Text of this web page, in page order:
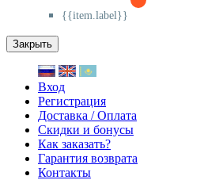
{{item.label}}
Закрыть
Вход
Регистрация
Доставка / Оплата
Скидки и бонусы
Как заказать?
Гарантия возврата
Контакты